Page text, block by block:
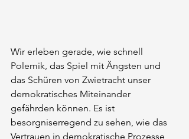
Wir erleben gerade, wie schnell
Polemik, das Spiel mit Ängsten und
das Schüren von Zwietracht unser
demokratisches Miteinander
gefährden können. Es ist
besorgniserregend zu sehen, wie das
Vertrauen in demokratische Prozesse